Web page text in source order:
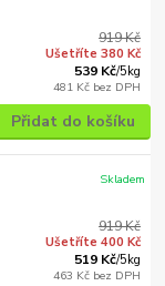
919 Kč
Ušetříte 380 Kč
539 Kč/5kg
481 Kč bez DPH
Přidat do košíku
919 Kč
Ušetříte 400 Kč
519 Kč/5kg
463 Kč bez DPH
Skladem